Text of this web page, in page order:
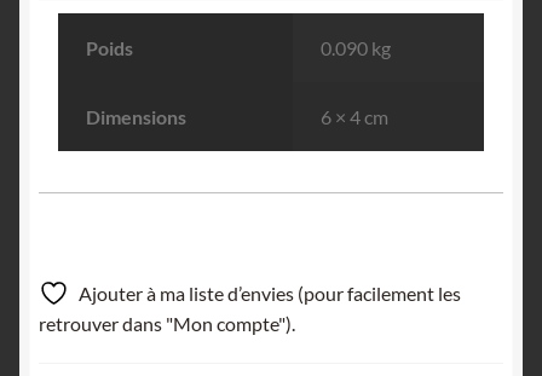
Poids 0.090 kg
Dimensions 6 × 4 cm
Ajouter à ma liste d’envies (pour facilement les
retrouver dans "Mon compte").